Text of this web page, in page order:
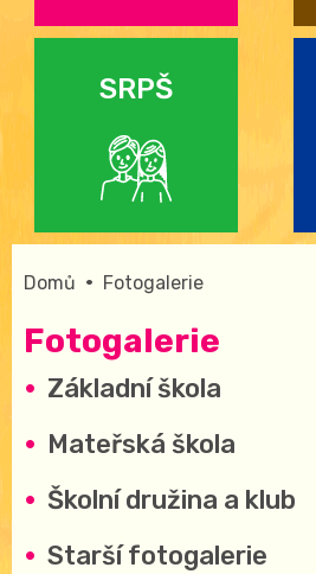
SRPŠ
Domů • Fotogalerie
Fotogalerie
Základní škola
Mateřská škola
Školní družina a klub
Starší fotogalerie